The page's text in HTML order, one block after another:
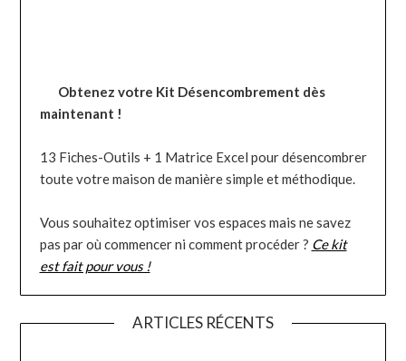
Obtenez votre Kit Désencombrement dès
maintenant !
13 Fiches-Outils + 1 Matrice Excel pour désencombrer
toute votre maison de manière simple et méthodique.
Vous souhaitez optimiser vos espaces mais ne savez
pas par où commencer ni comment procéder ? Ce kit
est fait pour vous !
ARTICLES RÉCENTS